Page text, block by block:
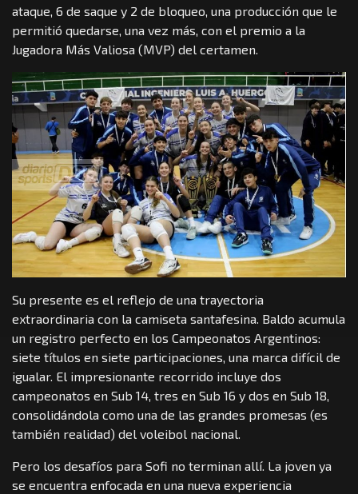
ataque, 6 de saque y 2 de bloqueo, una producción que le
permitió quedarse, una vez más, con el premio a la
Jugadora Más Valiosa (MVP) del certamen.
Su presente es el reflejo de una trayectoria
extraordinaria con la camiseta santafesina. Baldo acumula
un registro perfecto en los Campeonatos Argentinos:
siete títulos en siete participaciones, una marca difícil de
igualar. El impresionante recorrido incluye dos
campeonatos en Sub 14, tres en Sub 16 y dos en Sub 18,
consolidándola como una de las grandes promesas (es
también realidad) del voleibol nacional.
Pero los desafíos para Sofi no terminan allí. La joven ya
se encuentra enfocada en una nueva experiencia